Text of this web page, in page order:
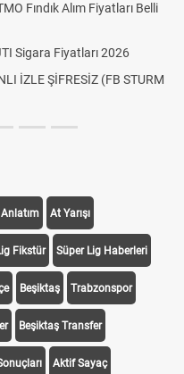
Fındık Alım Fiyatları Belli
Sigara Fiyatları 2026
İZLE ŞİFRESİZ (FB STURM
At Yarışı
Fikstür Süper Lig Haberleri
Beşiktaş Trabzonspor
Beşiktaş Transfer
Aktif Sayaç